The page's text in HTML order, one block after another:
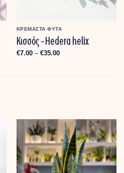
ΚΡΕΜΑΣΤΑ ΦΥΤΑ
Κισσός – Hedera helix
€7.00 – €35.00Price